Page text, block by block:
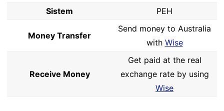
Sistem
PEH
Money Transfer
Send money to Australia
with Wise
Receive Money
Get paid at the real
exchange rate by using
Wise